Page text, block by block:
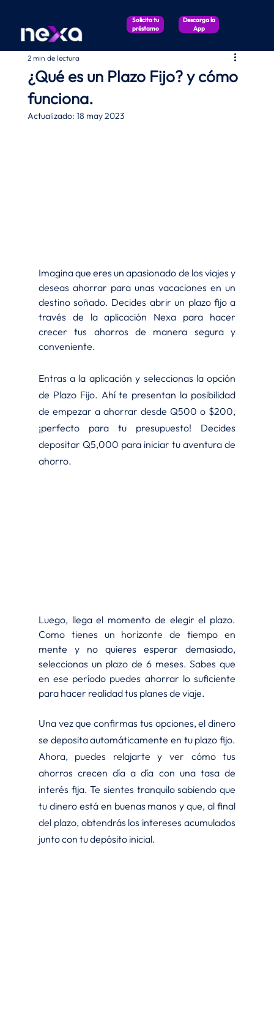
Solicita tu
préstamo
Descarga la
App
¿Qué es un Plazo Fijo? y cómo
funciona.
2 min de lectura
Actualizado: 18 may 2023
Imagina que eres un apasionado de los viajes y
deseas ahorrar para unas vacaciones en un
destino soñado. Decides abrir un plazo fijo a
través de la aplicación Nexa para hacer
crecer tus ahorros de manera segura y
conveniente.
Entras a la aplicación y seleccionas la opción
de Plazo Fijo. Ahí te presentan la posibilidad
de empezar a ahorrar desde Q500 o $200,
¡perfecto para tu presupuesto! Decides
depositar Q5,000 para iniciar tu aventura de
ahorro.
Luego, llega el momento de elegir el plazo.
Como tienes un horizonte de tiempo en
mente y no quieres esperar demasiado,
seleccionas un plazo de 6 meses. Sabes que
en ese período puedes ahorrar lo suficiente
para hacer realidad tus planes de viaje.
Una vez que confirmas tus opciones, el dinero
se deposita automáticamente en tu plazo fijo.
Ahora, puedes relajarte y ver cómo tus
ahorros crecen día a día con una tasa de
interés fija. Te sientes tranquilo sabiendo que
tu dinero está en buenas manos y que, al final
del plazo, obtendrás los intereses acumulados
junto con tu depósito inicial.